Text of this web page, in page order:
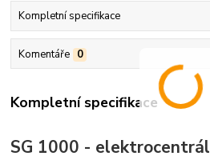
Kompletní specifikace
Komentáře 0
Kompletní specifikace
SG 1000 -